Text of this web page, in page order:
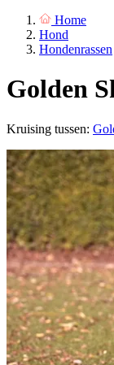
Home
Hond
Hondenrassen
Golden
Kruising tussen: